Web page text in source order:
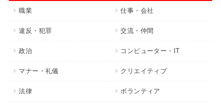
職業 仕事・会社
違反・犯罪 交流・仲間
政治 コンピューター・IT
マナー・礼儀 クリエイティブ
法律 ボランティア